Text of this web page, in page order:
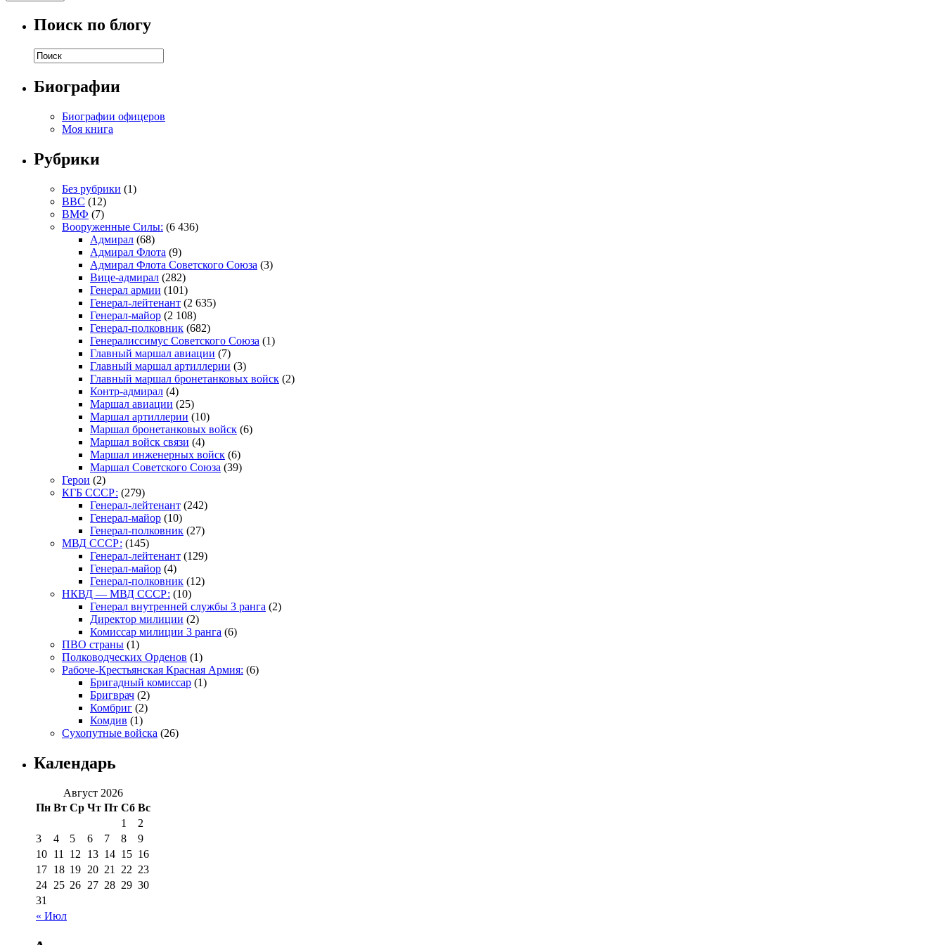
Поиск по блогу
Биографии
Биографии офицеров
Моя книга
Рубрики
Без рубрики (1)
ВВС (12)
ВМФ (7)
Вооруженные Силы: (6 436)
Адмирал (68)
Адмирал Флота (9)
Адмирал Флота Советского Союза (3)
Вице-адмирал (282)
Генерал армии (101)
Генерал-лейтенант (2 635)
Генерал-майор (2 108)
Генерал-полковник (682)
Генералиссимус Советского Союза (1)
Главный маршал авиации (7)
Главный маршал артиллерии (3)
Главный маршал бронетанковых войск (2)
Контр-адмирал (4)
Маршал авиации (25)
Маршал артиллерии (10)
Маршал бронетанковых войск (6)
Маршал войск связи (4)
Маршал инженерных войск (6)
Маршал Советского Союза (39)
Герои (2)
КГБ СССР: (279)
Генерал-лейтенант (242)
Генерал-майор (10)
Генерал-полковник (27)
МВД СССР: (145)
Генерал-лейтенант (129)
Генерал-майор (4)
Генерал-полковник (12)
НКВД — МВД СССР: (10)
Генерал внутренней службы 3 ранга (2)
Директор милиции (2)
Комиссар милиции 3 ранга (6)
ПВО страны (1)
Полководческих Орденов (1)
Рабоче-Крестьянская Красная Армия: (6)
Бригадный комиссар (1)
Бригврач (2)
Комбриг (2)
Комдив (1)
Сухопутные войска (26)
Календарь
Август 2026
Пн Вт Ср Чт Пт Сб Вс
« Июл
1
2
3
4 5 6 7 8
9
10 11 12 13 14 15 16
17 18 19 20 21 22 23
24 25 26 27 28 29 30
31